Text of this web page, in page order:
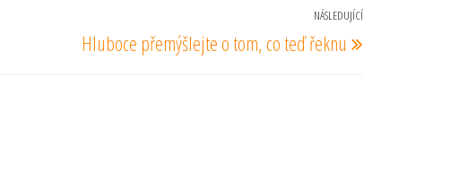
NÁSLEDUJÍCÍ
Hluboce přemýšlejte o tom, co teď řeknu